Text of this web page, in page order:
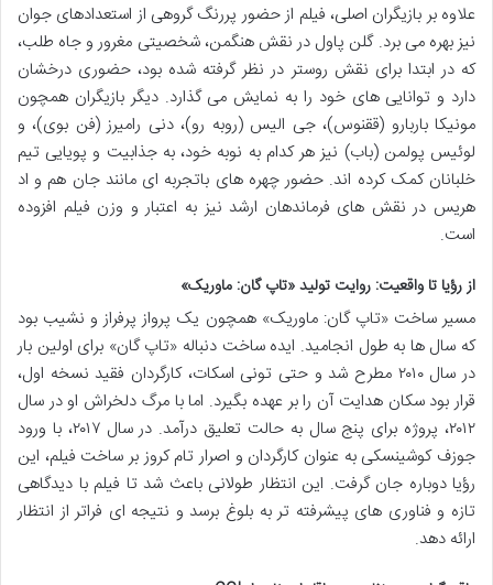
علاوه بر بازیگران اصلی، فیلم از حضور پررنگ گروهی از استعدادهای جوان
نیز بهره می برد. گلن پاول در نقش هنگمن، شخصیتی مغرور و جاه طلب،
که در ابتدا برای نقش روستر در نظر گرفته شده بود، حضوری درخشان
دارد و توانایی های خود را به نمایش می گذارد. دیگر بازیگران همچون
مونیکا باربارو (ققنوس)، جی الیس (روبه رو)، دنی رامیرز (فن بوی)، و
لوئیس پولمن (باب) نیز هر کدام به نوبه خود، به جذابیت و پویایی تیم
خلبانان کمک کرده اند. حضور چهره های باتجربه ای مانند جان هم و اد
هریس در نقش های فرماندهان ارشد نیز به اعتبار و وزن فیلم افزوده
است.
از رؤیا تا واقعیت: روایت تولید «تاپ گان: ماوریک»
مسیر ساخت «تاپ گان: ماوریک» همچون یک پرواز پرفراز و نشیب بود
که سال ها به طول انجامید. ایده ساخت دنباله «تاپ گان» برای اولین بار
در سال ۲۰۱۰ مطرح شد و حتی تونی اسکات، کارگردان فقید نسخه اول،
قرار بود سکان هدایت آن را بر عهده بگیرد. اما با مرگ دلخراش او در سال
۲۰۱۲، پروژه برای پنج سال به حالت تعلیق درآمد. در سال ۲۰۱۷، با ورود
جوزف کوشینسکی به عنوان کارگردان و اصرار تام کروز بر ساخت فیلم، این
رؤیا دوباره جان گرفت. این انتظار طولانی باعث شد تا فیلم با دیدگاهی
تازه و فناوری های پیشرفته تر به بلوغ برسد و نتیجه ای فراتر از انتظار
ارائه دهد.